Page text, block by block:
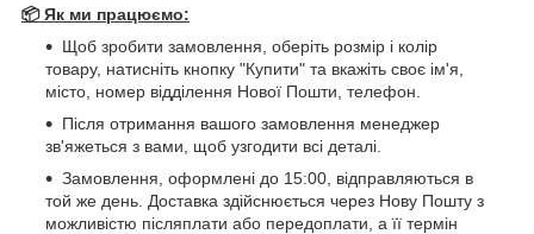
📦 Як ми працюємо:
Щоб зробити замовлення, оберіть розмір і колір
товару, натисніть кнопку "Купити" та вкажіть своє ім'я,
місто, номер відділення Нової Пошти, телефон.
Після отримання вашого замовлення менеджер
зв'яжеться з вами, щоб узгодити всі деталі.
Замовлення, оформлені до 15:00, відправляються в
той же день. Доставка здійснюється через Нову Пошту з
можливістю післяплати або передоплати, а її термін